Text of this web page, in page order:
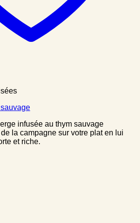
infusée au thym sauvage
la campagne sur votre plat en lui
et riche.